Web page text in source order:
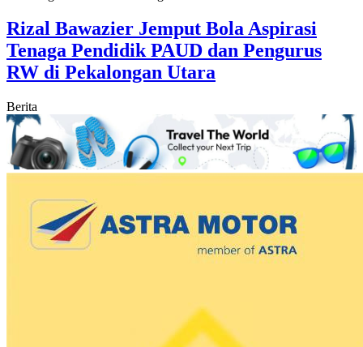
Rizal Bawazier Jemput Bola Aspirasi
Tenaga Pendidik PAUD dan Pengurus
RW di Pekalongan Utara
Berita